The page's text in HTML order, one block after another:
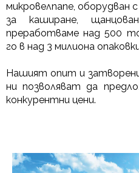
микровелпапе,
за каширане,
преработваме над 500
го в над 3 милиона
Нашият опит и
ни позволяват да
конкурентни цени.